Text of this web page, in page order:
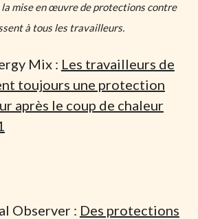
la mise en œuvre de protections contre
à tous les travailleurs.
Mix : Les travailleurs de
toujours une protection
après le coup de chaleur
Observer : Des protections